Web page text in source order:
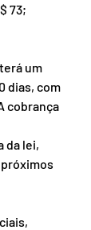
73;
um
dias, com
cobrança
da lei,